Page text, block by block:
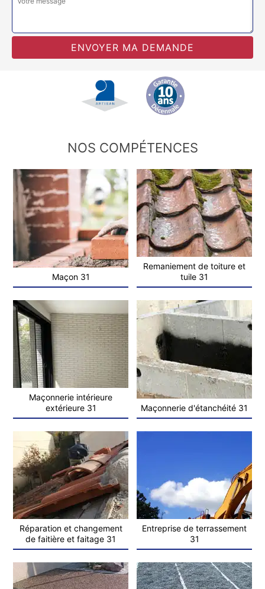
NOS COMPÉTENCES
Maçon 31
Remaniement de toiture et
tuile 31
Maçonnerie intérieure
extérieure 31
Maçonnerie d'étanchéité 31
Réparation et changement
de faitière et faitage 31
Entreprise de terrassement
31